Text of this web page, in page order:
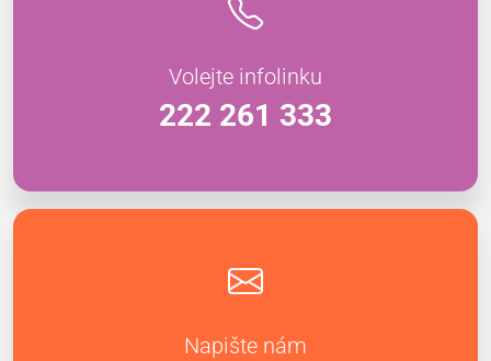
Volejte infolinku
222 261 333
Napište nám